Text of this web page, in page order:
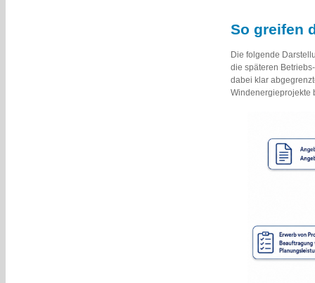
So greifen
Die folgende
die späteren
dabei klar
Windenergieprojekte